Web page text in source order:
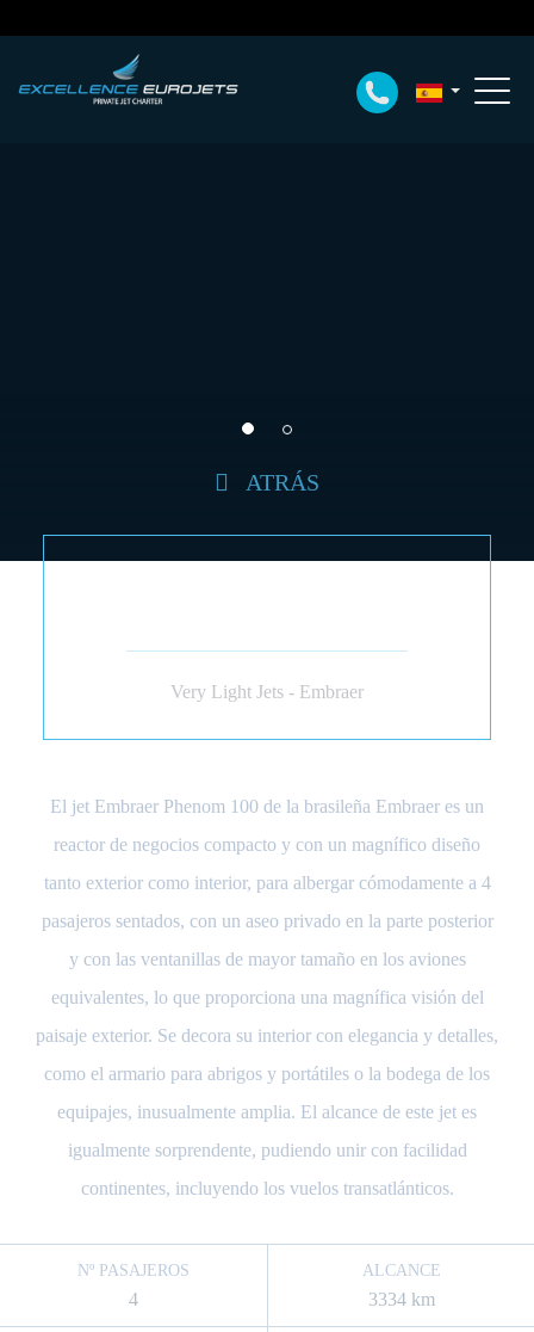
ATRÁS
Very Light Jets - Embraer
El jet Embraer Phenom 100 de la brasileña Embraer es un
reactor de negocios compacto y con un magnífico diseño
tanto exterior como interior, para albergar cómodamente a 4
pasajeros sentados, con un aseo privado en la parte posterior
y con las ventanillas de mayor tamaño en los aviones
equivalentes, lo que proporciona una magnífica visión del
paisaje exterior. Se decora su interior con elegancia y detalles,
como el armario para abrigos y portátiles o la bodega de los
equipajes, inusualmente amplia. El alcance de este jet es
igualmente sorprendente, pudiendo unir con facilidad
continentes, incluyendo los vuelos transatlánticos.
Nº PASAJEROS
4
ALCANCE
3334 km